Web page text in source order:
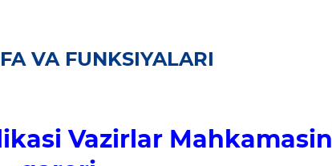
VA FUNKSIYALARI
Vazirlar